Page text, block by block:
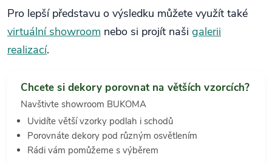
Pro lepší představu o výsledku můžete využít také
virtuální showroom nebo si projít naši galerii
realizací.
Chcete si dekory porovnat na větších vzorcích?
Navštivte showroom BUKOMA
Uvidíte větší vzorky podlah i schodů
Porovnáte dekory pod různým osvětlením
Rádi vám pomůžeme s výběrem